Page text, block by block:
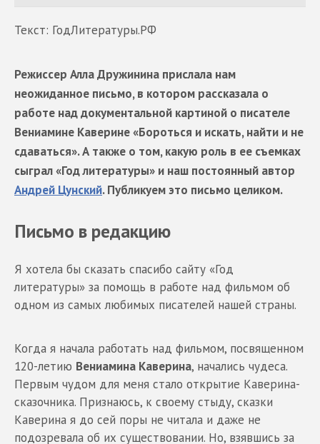
Текст: ГодЛитературы.РФ
Режиссер Алла Дружинина прислала нам
неожиданное письмо, в котором рассказала о
работе над документальной картиной о писателе
Вениамине Каверине «Бороться и искать, найти и не
сдаваться». А также о том, какую роль в ее съемках
сыграл «Год литературы» и наш постоянный автор
Андрей Цунский. Публикуем это письмо целиком.
Письмо в редакцию
Я хотела бы сказать спасибо сайту «Год
литературы» за помощь в работе над фильмом об
одном из самых любимых писателей нашей страны.
Когда я начала работать над фильмом, посвященном
120-летию Вениамина Каверина, начались чудеса.
Первым чудом для меня стало открытие Каверина-
сказочника. Признаюсь, к своему стыду, сказки
Каверина я до сей поры не читала и даже не
подозревала об их существовании. Но, взявшись за